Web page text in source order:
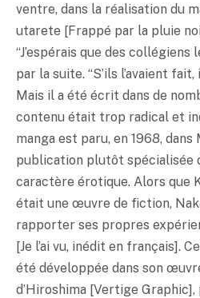
ventre, dans la réalisation du
utarete [Frappé par la pluie
“J’espérais que des
par la suite. “S’ils l’avaient
Mais il a été écrit dans de
contenu était trop radical et
manga est paru, en 1968, dans
publication plutôt spécialisée
caractère érotique. Alors que
était une œuvre de fiction,
rapporter ses propres
[Je l’ai vu, inédit en français].
été développée dans son
d’Hiroshima [Vertige